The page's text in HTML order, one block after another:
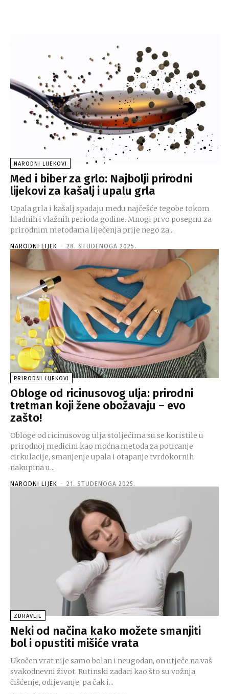
NARODNI LIJEKOVI
Med i biber za grlo: Najbolji prirodni
lijekovi za kašalj i upalu grla
Upala grla i kašalj spadaju među najčešće tegobe tokom
hladnih i vlažnih perioda godine. Mnogi prvo posegnu za
prirodnim metodama liječenja prije nego za...
NARODNI LIJEK - 28. STUDENOGA 2025.
PRIRODNI LIJEKOVI
Obloge od ricinusovog ulja: prirodni
tretman koji žene obožavaju – evo
zašto!
Obloge od ricinusovog ulja stoljećima su se koristile u
prirodnoj medicini kao moćna metoda za poticanje
cirkulacije, smanjenje upala i otapanje tvrdokornih
nakupina u...
NARODNI LIJEK - 21. STUDENOGA 2025.
ZDRAVLJE
Neki od načina kako možete smanjiti
bol i opustiti mišiće vrata
Ukočen vrat nije samo bolan i neugodan, on utječe na vaš
svakodnevni život. Rutinski zadaci kao što su vožnja,
čišćenje, odijevanje, pa čak i...